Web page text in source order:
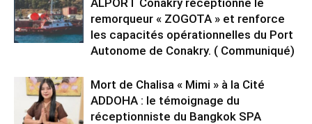
ALPORT Conakry réceptionne le
remorqueur « ZOGOTA » et renforce
les capacités opérationnelles du Port
Autonome de Conakry. ( Communiqué)
Mort de Chalisa « Mimi » à la Cité
ADDOHA : le témoignage du
réceptionniste du Bangkok SPA